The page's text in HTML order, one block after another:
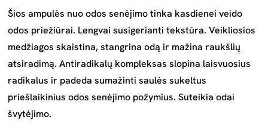
Šios ampulės nuo odos senėjimo tinka kasdienei veido
odos priežiūrai. Lengvai susigerianti tekstūra. Veikliosios
medžiagos skaistina, stangrina odą ir mažina raukšlių
atsiradimą. Antiradikalų kompleksas slopina laisvuosius
radikalus ir padeda sumažinti saulės sukeltus
priešlaikinius odos senėjimo požymius. Suteikia odai
švytėjimo.